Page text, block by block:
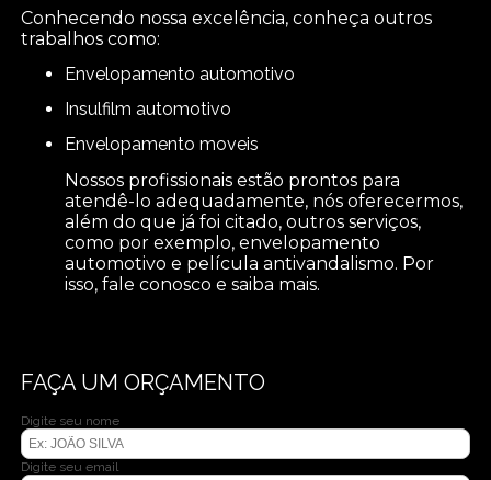
Conhecendo nossa excelência, conheça outros
trabalhos como:
envelopamento automotivo
insulfilm automotivo
envelopamento moveis
Nossos profissionais estão prontos para
atendê-lo adequadamente, nós oferecermos,
além do que já foi citado, outros serviços,
como por exemplo, envelopamento
automotivo e película antivandalismo. Por
isso, fale conosco e saiba mais.
FAÇA UM ORÇAMENTO
Digite seu nome
Digite seu email